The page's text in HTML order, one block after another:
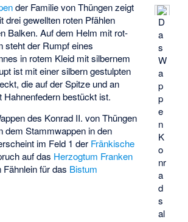
D
a
s
W
a
p
p
e
n
K
o
nr
a
d
s
al
der Familie von Thüngen zeigt
drei gewellten roten Pfählen
Balken. Auf dem Helm mit rot-
steht der Rumpf eines
in rotem Kleid mit silbernem
ist mit einer silbern gestulpten
die auf der Spitze und an
Hahnenfedern bestückt ist.
des Konrad II. von Thüngen
dem Stammwappen in den
im Feld 1 der Fränkische
auf das Herzogtum Franken
Fähnlein für das Bistum